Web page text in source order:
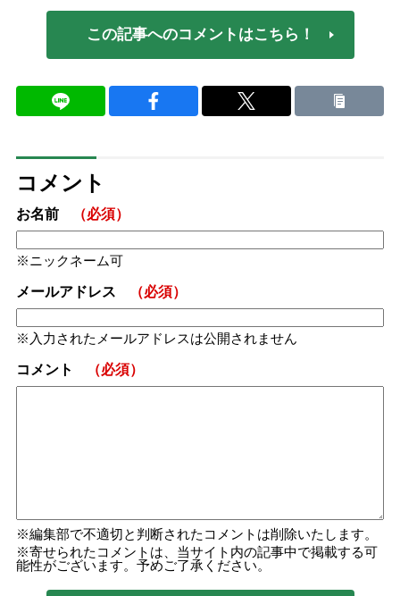
この記事へのコメントはこちら！
コメント
お名前 （必須）
ニックネーム可
メールアドレス （必須）
入力されたメールアドレスは公開されません
コメント （必須）
編集部で不適切と判断されたコメントは削除いたします。
寄せられたコメントは、当サイト内の記事中で掲載する可
能性がございます。予めご了承ください。